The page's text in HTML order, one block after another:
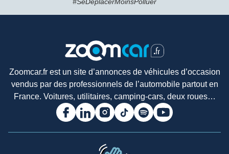
#SeDeplacerMoinsPolluer
Zoomcar.fr est un site d’annonces de véhicules d’occasion
vendus par des professionnels de l’automobile partout en
France. Voitures, utilitaires, camping-cars, deux roues…